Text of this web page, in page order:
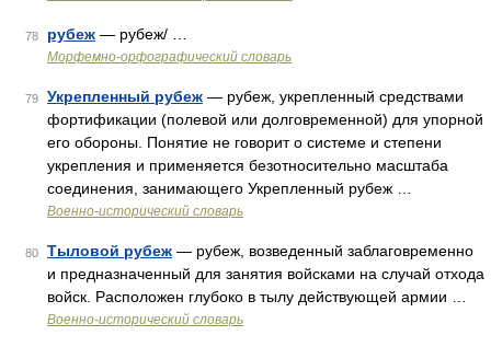
78 рубеж — рубеж/ …
Морфемно-орфографический словарь
79 Укрепленный рубеж — рубеж, укрепленный средствами
фортификации (полевой или долговременной) для упорной
его обороны. Понятие не говорит о системе и степени
укрепления и применяется безотносительно масштаба
соединения, занимающего Укрепленный рубеж …
Военно-исторический словарь
80 Тыловой рубеж — рубеж, возведенный заблаговременно
и предназначенный для занятия войсками на случай отхода
войск. Расположен глубоко в тылу действующей армии …
Военно-исторический словарь